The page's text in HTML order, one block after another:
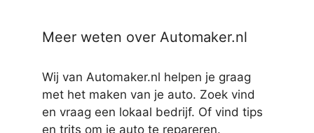
Meer weten over Automaker.nl
Wij van Automaker.nl helpen je graag
met het maken van je auto. Zoek vind
en vraag een lokaal bedrijf. Of vind tips
en trits om je auto te repareren.